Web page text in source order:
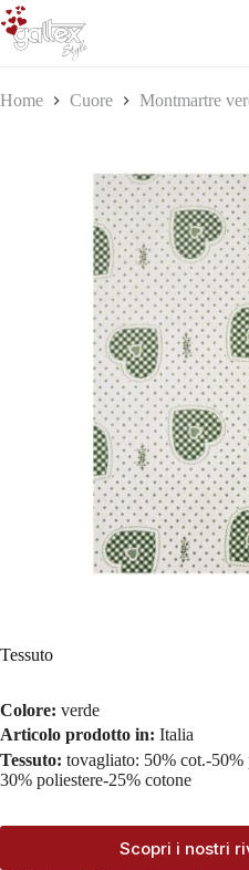
Salta
al
contenuto
Home Cuore Montmartre
Tessuto
Colore: verde
Articolo prodotto in: Italia
Tessuto: tovagliato: 50% cot.-
30% poliestere-25% cotone
Scopri i nostri